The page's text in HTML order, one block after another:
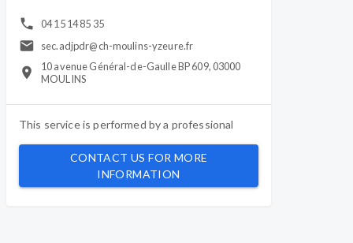
04 15 14 85 35
sec.adjpdr@ch-moulins-yzeure.fr
10 avenue Général-de-Gaulle BP 609, 03000
MOULINS
This service is performed by a professional
CONTACT US FOR MORE
INFORMATION